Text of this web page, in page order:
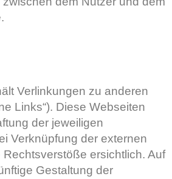
Verlinkungen zu anderen
Links“). Diese Webseiten
der jeweiligen
Verknüpfung der externen
ersichtlich. Auf
Gestaltung der